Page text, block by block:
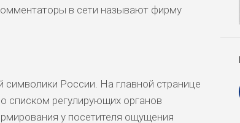
в сети называют фирму
символики России. На главной странице
списком регулирующих органов
у посетителя ощущения